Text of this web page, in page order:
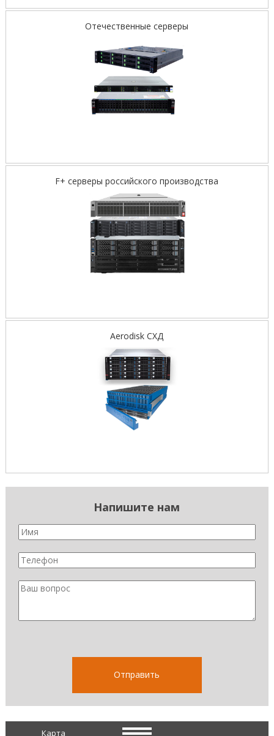
Отечественные серверы
F+ серверы российского производства
Aerodisk СХД
Напишите нам
Карта